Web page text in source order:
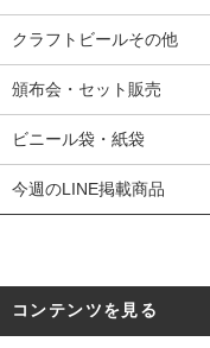
クラフトビールその他
頒布会・セット販売
ビニール袋・紙袋
今週のLINE掲載商品
コンテンツを見る